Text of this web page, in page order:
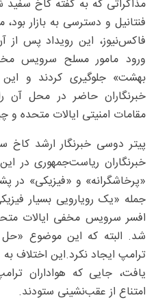
مذاکراتی که به گفته کاخ سفید
فنتانیل و دسترسی به بازار
فاکس‌نیوز، این رویداد پس از
ورود مامور مسلح سرویس
بهشت» جلوگیری کردند و
خبرنگاران حاضر در محل آن
مقامات امنیتی ایالات متحده
پیتر دوسی خبرنگار ارشد کاخ
خبرنگاران ریاست‌جمهوری در
«پرخاشگرانه» و «فیزیکی»
جمله «یک رویارویی بسیار
افسر سرویس مخفی ایالات
شد. البته که این موضوع
ترامپ ایجاد نکرد.این
یافت، جایی که هواداران
امتناع از عقب‌نشینی ستودند.